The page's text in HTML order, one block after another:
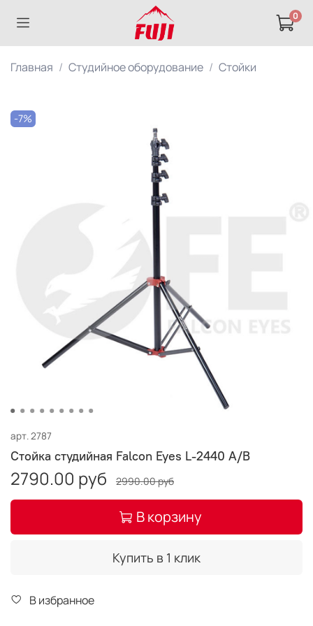
0
Главная Студийное оборудование Стойки
-7%
арт.2787
Стойка студийная Falcon Eyes L-2440 A/B
2790.00 руб 2990.00 руб
В корзину
Купить в 1 клик
В избранное